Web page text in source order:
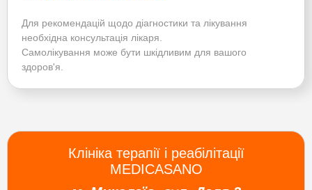
Для рекомендацій щодо діагностики та лікування
необхідна консультація лікаря.
Самолікування може бути шкідливим для вашого
здоров'я.
Клініка терапії і реабілітації
MEDICASANO